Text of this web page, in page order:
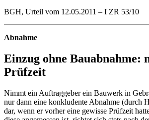
BGH, Urteil vom 12.05.2011 – I ZR 53/10
Abnahme
Einzug ohne Bauabnahme:
Prüfzeit
Nimmt ein Auftraggeber ein Bauwerk in
nur dann eine konkludente Abnahme (durch
dar, wenn er vorher eine gewisse Prüfzeit